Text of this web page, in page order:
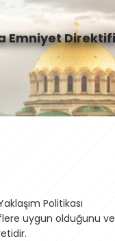
Emniyet
Politikası
uygun olduğunu ve